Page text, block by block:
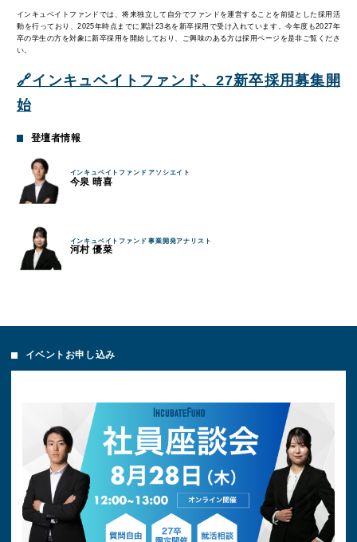
インキュベイトファンドでは、将来独立して自分でファンドを運営することを前提とした採用活
動を行っており、2025年時点までに累計23名を新卒採用で受け入れています 。今年度も2027年
卒の学生の方を対象に新卒採用を開始しており、ご興味のある方は採用ページを是非ご覧くださ
い。
🔗インキュベイトファンド、27新卒採用募集開
始
登壇者情報
インキュベイトファンド アソシエイト
今泉 晴喜
インキュベイトファンド 事業開発アナリスト
河村 優菜
イベントお申し込み